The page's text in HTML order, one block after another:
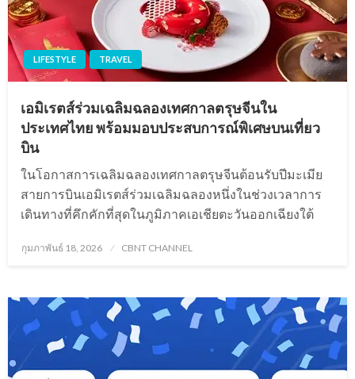
LIFESTYLE TRAVEL
เอมิเรตส์ร่วมเฉลิมฉลองเทศกาลตรุษจีนใน
ประเทศไทย พร้อมมอบประสบการณ์พิเศษบนเที่ยว
บิน
ในโอกาสการเฉลิมฉลองเทศกาลตรุษจีนต้อนรับปีมะเมีย
สายการบินเอมิเรตส์ร่วมเฉลิมฉลองหนึ่งในช่วงเวลาการ
เดินทางที่คึกคักที่สุดในภูมิภาคเอเชียตะวันออกเฉียงใต้
Posted
กุมภาพันธ์ 18, 2026 CBNT CHANNEL